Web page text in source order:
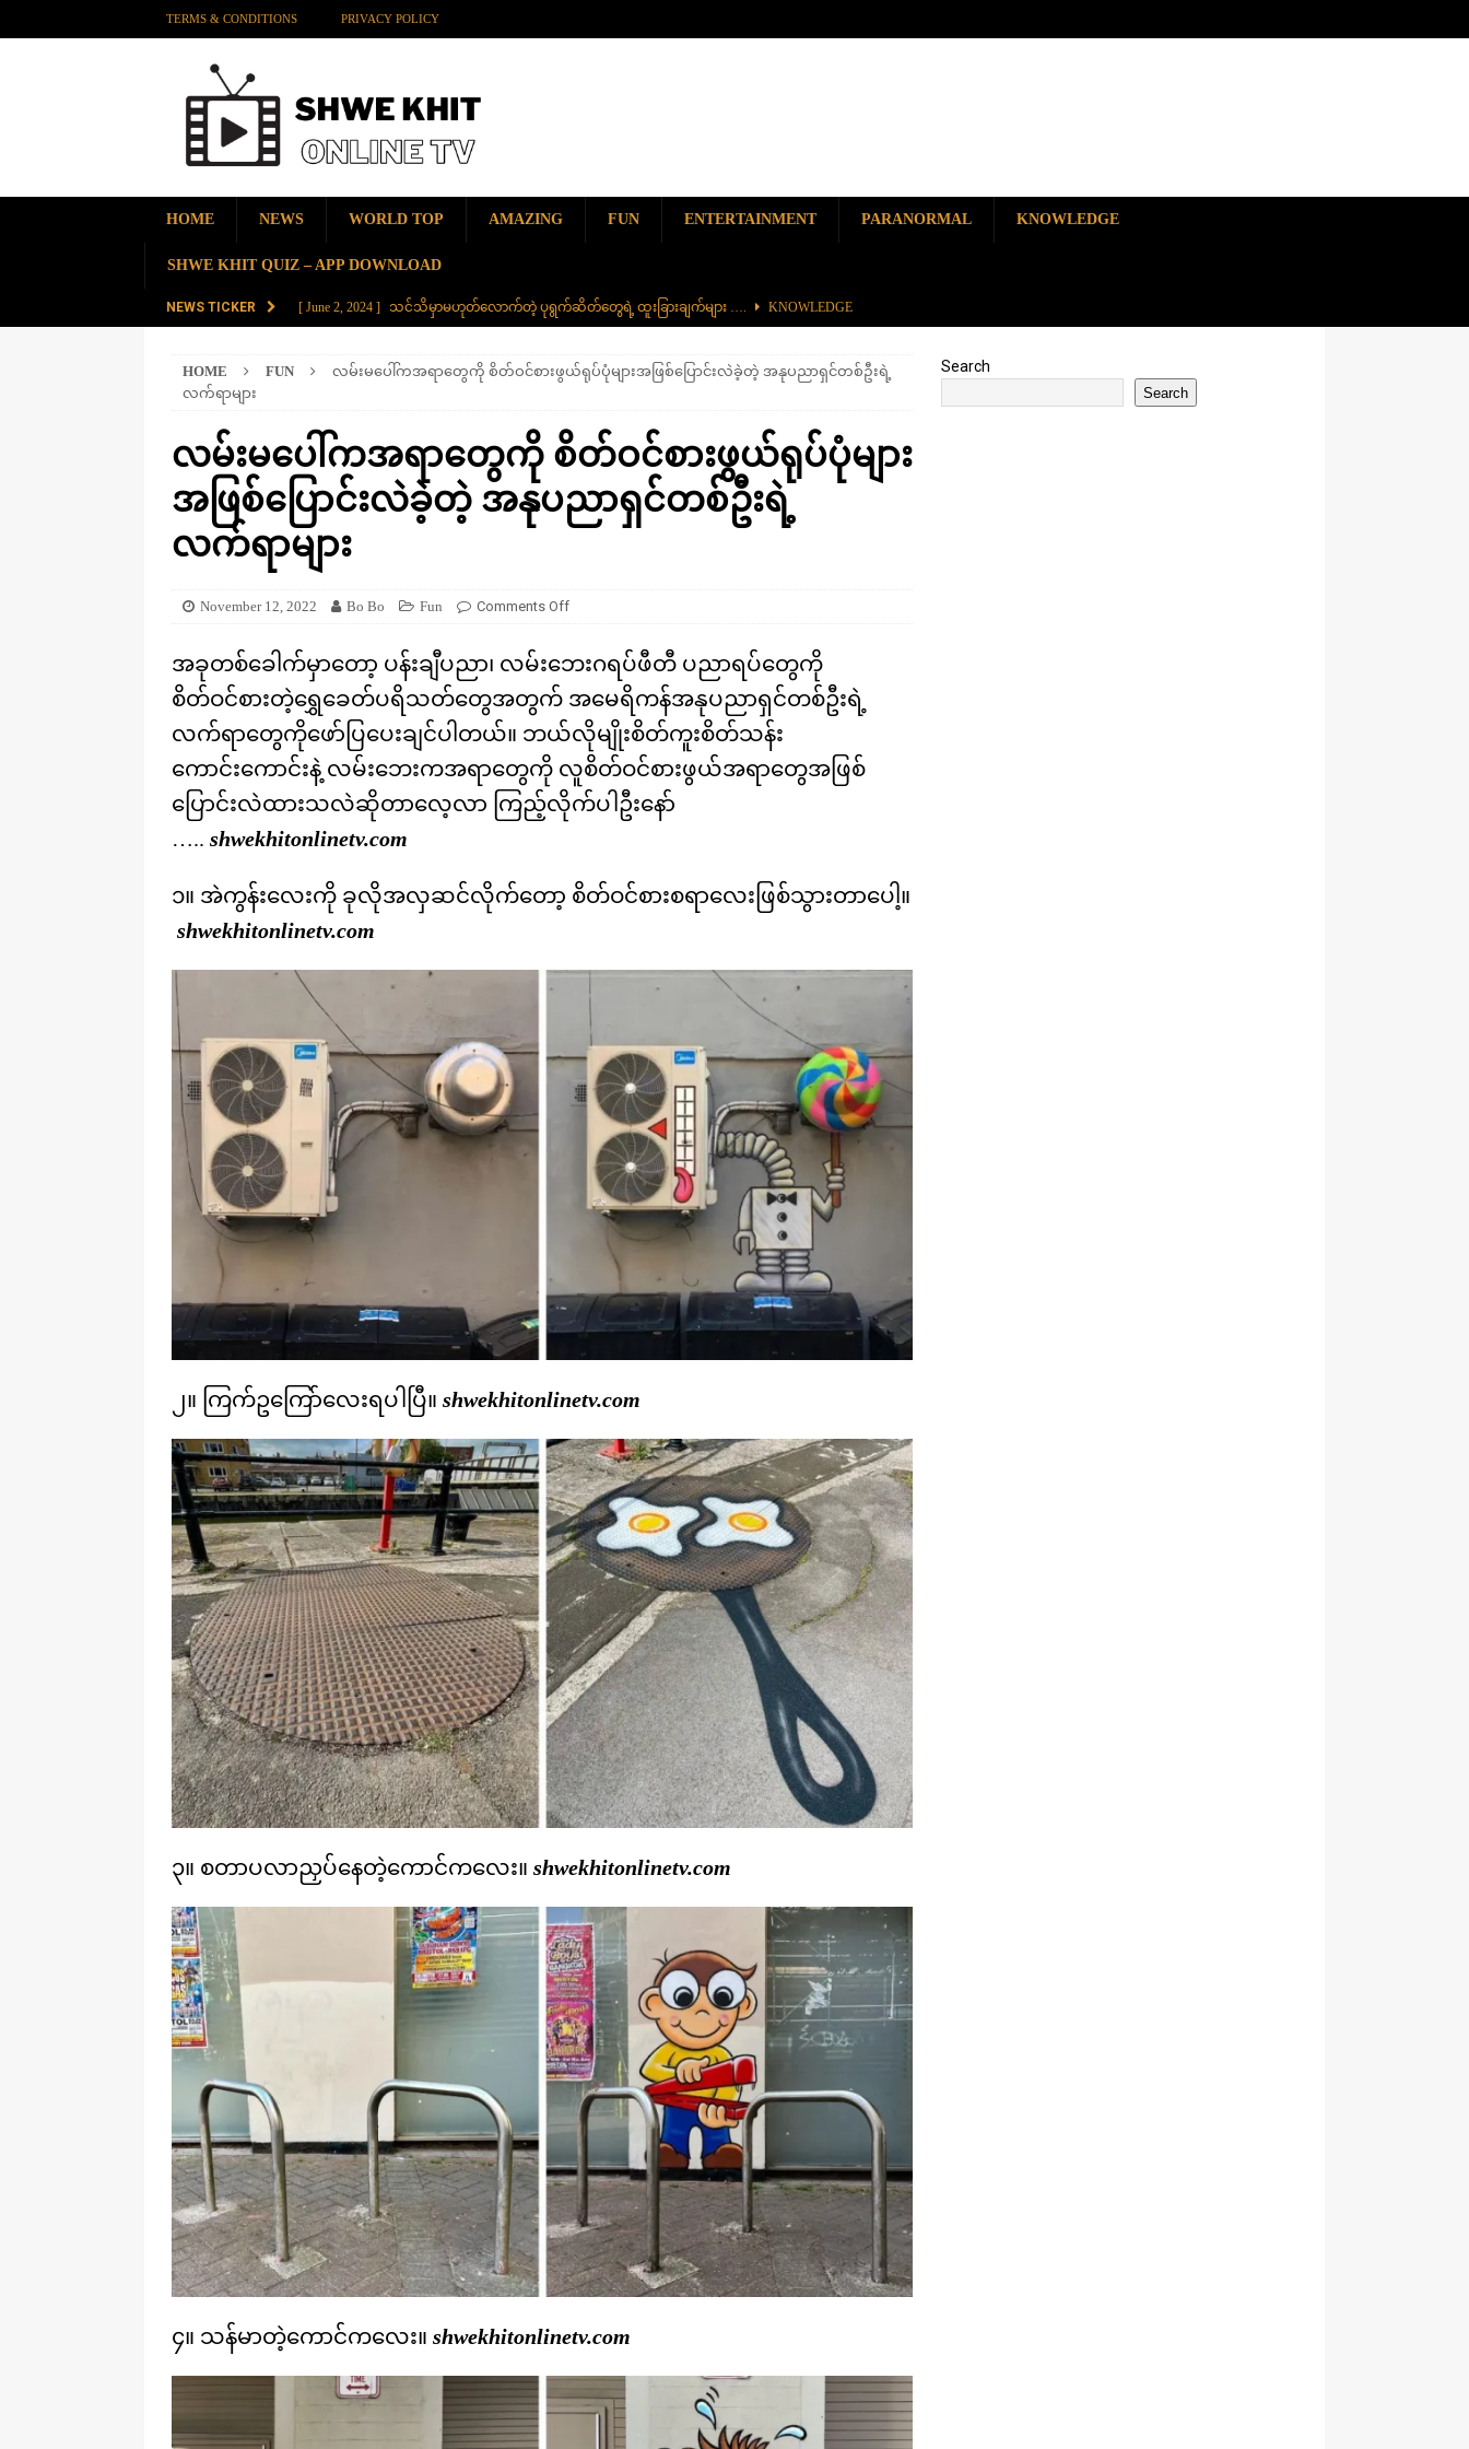
TERMS & CONDITIONS PRIVACY POLICY
HOME NEWS WORLD TOP AMAZING FUN ENTERTAINMENT PARANORMAL KNOWLEDGE
SHWE KHIT QUIZ – APP DOWNLOAD
NEWS TICKER [ June 2, 2024 ] သင်သိမှာမဟုတ်လောက်တဲ့ ပုရွက်ဆိတ်တွေရဲ့ ထူးခြားချက်များ …. KNOWLEDGE
[ November 28, 2023 ] တွဲပေါင်း (၆၀၀) ကျော်နဲ့ ကမ္ဘာ့အရှည်ဆုံး မီးရထားကြီး KNOWLEDGE
[ August 20, 2025 ] ဒိုင်နိုဆောတွေကို မျိုးတုံးစေခဲ့တဲ့ ဥက္ကာခဲကြီးရဲ့ အဖျက်စွမ်းအား ဘယ်လောက်ရှိခဲ့လဲ
KNOWLEDGE
HOME FUN
လမ်းမပေါ်ကအရာတွေကို စိတ်ဝင်စားဖွယ်ရုပ်ပုံများအဖြစ်ပြောင်းလဲခဲ့တဲ့ အနုပညာရှင်တစ်ဦးရဲ့
လက်ရာများ
လမ်းမပေါ်ကအရာတွေကို စိတ်ဝင်စားဖွယ်ရုပ်ပုံများ
အဖြစ်ပြောင်းလဲခဲ့တဲ့ အနုပညာရှင်တစ်ဦးရဲ့
လက်ရာများ
November 12, 2022 Bo Bo Fun Comments Off
အခုတစ်ခေါက်မှာတော့ ပန်းချီပညာ၊ လမ်းဘေးဂရပ်ဖီတီ ပညာရပ်တွေကို
စိတ်ဝင်စားတဲ့ရွှေခေတ်ပရိသတ်တွေအတွက် အမေရိကန်အနုပညာရှင်တစ်ဦးရဲ့
လက်ရာတွေကိုဖော်ပြပေးချင်ပါတယ်။ ဘယ်လိုမျိုးစိတ်ကူးစိတ်သန်း
ကောင်းကောင်းနဲ့ လမ်းဘေးကအရာတွေကို လူစိတ်ဝင်စားဖွယ်အရာတွေအဖြစ်
ပြောင်းလဲထားသလဲဆိုတာလေ့လာ ကြည့်လိုက်ပါဦးနော်
….. shwekhitonlinetv.com
၁။ အဲကွန်းလေးကို ခုလိုအလှဆင်လိုက်တော့ စိတ်ဝင်စားစရာလေးဖြစ်သွားတာပေါ့။
shwekhitonlinetv.com
၂။ ကြက်ဥကြော်လေးရပါပြီ။ shwekhitonlinetv.com
၃။ စတာပလာညှပ်နေတဲ့ကောင်ကလေး။ shwekhitonlinetv.com
၄။ သန်မာတဲ့ကောင်ကလေး။ shwekhitonlinetv.com
Search
Search